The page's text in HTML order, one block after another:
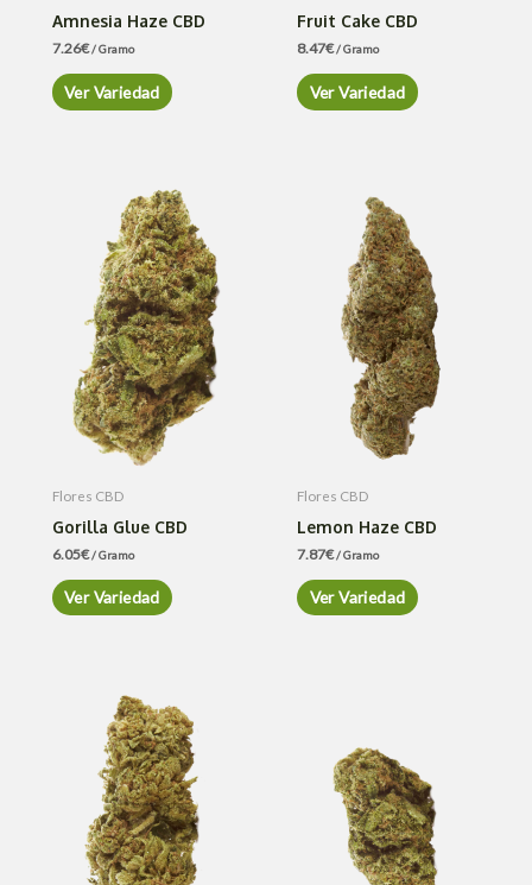
Amnesia Haze CBD
7.26€/ Gramo
Ver Variedad
Fruit Cake CBD
8.47€/ Gramo
Ver Variedad
Flores CBD
Gorilla Glue CBD
6.05€/ Gramo
Ver Variedad
Flores CBD
Lemon Haze CBD
7.87€/ Gramo
Ver Variedad